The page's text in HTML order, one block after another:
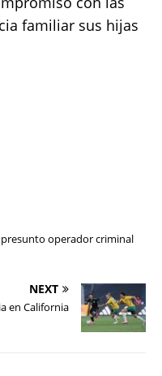
familiar sus hijas
presunto operador criminal
NEXT
en California